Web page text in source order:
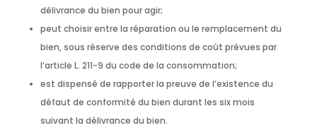
délivrance du bien pour agir;
peut choisir entre la réparation ou le remplacement du
bien, sous réserve des conditions de coût prévues par
l’article L. 211-9 du code de la consommation;
est dispensé de rapporter la preuve de l’existence du
défaut de conformité du bien durant les six mois
suivant la délivrance du bien.